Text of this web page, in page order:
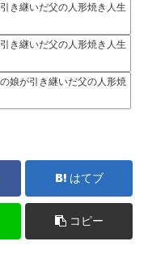
き継いだ父の人形焼き人生
き継いだ父の人形焼き人生
娘が引き継いだ父の人形焼
はてブ
コピー